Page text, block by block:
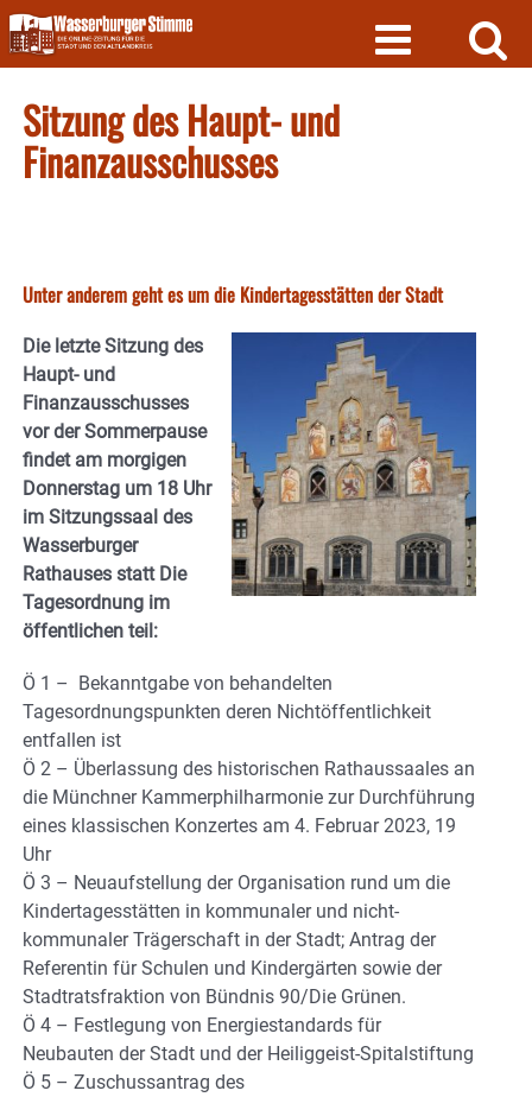
Skip
to
content
Sitzung des Haupt- und
Finanzausschusses
Unter anderem geht es um die Kindertagesstätten der Stadt
Die letzte Sitzung des
Haupt- und
Finanzausschusses
vor der Sommerpause
findet am morgigen
Donnerstag um 18 Uhr
im Sitzungssaal des
Wasserburger
Rathauses statt Die
Tagesordnung im
öffentlichen teil:
Ö 1 – Bekanntgabe von behandelten
Tagesordnungspunkten deren Nichtöffentlichkeit
entfallen ist
Ö 2 – Überlassung des historischen Rathaussaales an
die Münchner Kammerphilharmonie zur Durchführung
eines klassischen Konzertes am 4. Februar 2023, 19
Uhr
Ö 3 – Neuaufstellung der Organisation rund um die
Kindertagesstätten in kommunaler und nicht-
kommunaler Trägerschaft in der Stadt; Antrag der
Referentin für Schulen und Kindergärten sowie der
Stadtratsfraktion von Bündnis 90/Die Grünen.
Ö 4 – Festlegung von Energiestandards für
Neubauten der Stadt und der Heiliggeist-Spitalstiftung
Ö 5 – Zuschussantrag des